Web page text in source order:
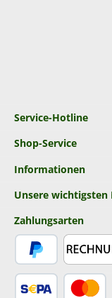
Service-Hotline
Shop-Service
Informationen
Unsere wichtigsten
Zahlungsarten